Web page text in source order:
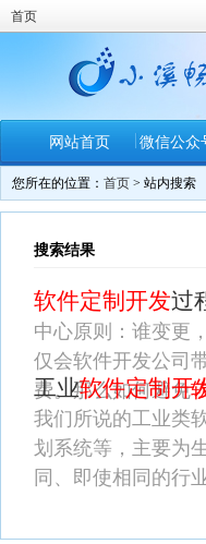
首页
网站首页 微信公众
联系方式
您所在的位置： 首页 > 站内搜索
搜索结果
软件定制开发过
中心原则：谁变更
仅会软件开发公司
费。那么如何避免
工业软件定制开
我们所说的工业类
划系统等，主要为
同、即使相同的行